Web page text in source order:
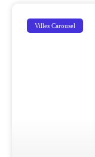
Villes Carousel